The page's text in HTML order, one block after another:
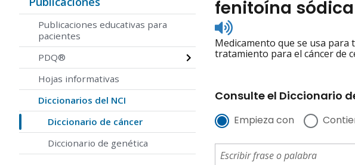
Publicaciones educativas para
pacientes
PDQ®
Hojas informativas
Diccionarios del NCI
Diccionario de cáncer
Diccionario de genética
fenitoína sódica
Listen
to
pronunciation
Medicamento que se usa
tratamiento para el cáncer de
Consulte el Diccionario
Empieza con